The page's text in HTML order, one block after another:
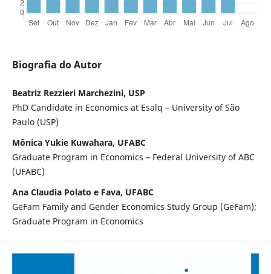
Biografia do Autor
Beatriz Rezzieri Marchezini, USP
PhD Candidate in Economics at Esalq – University of São
Paulo (USP)
Mônica Yukie Kuwahara, UFABC
Graduate Program in Economics – Federal University of ABC
(UFABC)
Ana Claudia Polato e Fava, UFABC
GeFam Family and Gender Economics Study Group (GeFam);
Graduate Program in Economics